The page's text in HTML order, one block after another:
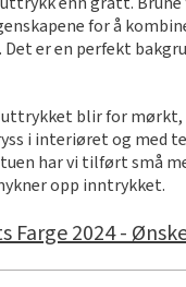
for å
er en perfekt
uttrykket blir for mørkt,
i interiøret og med
har vi tilført små
opp inntrykket.
Farge 2024 -